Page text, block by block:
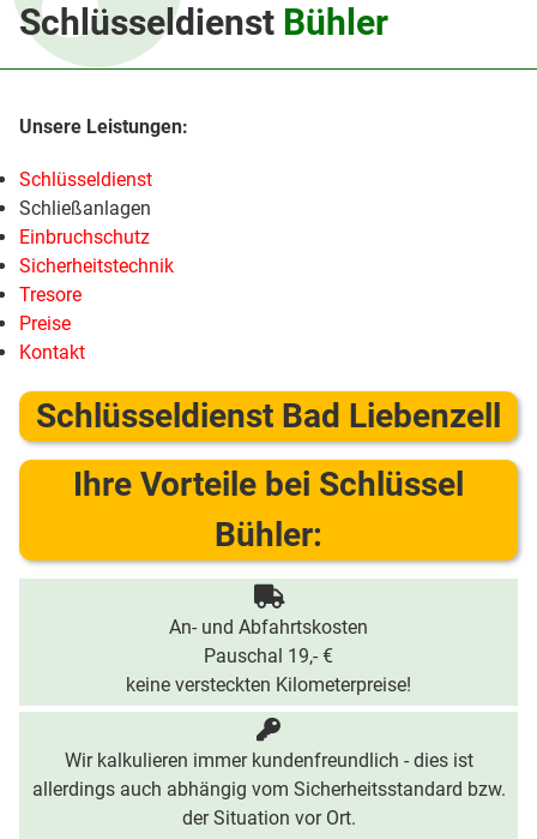
Schlüsseldienst Bühler
Schlüsseldienst
Schließanlagen
Einbruchschutz
Sicherheitstechnik
Tresore
Preise
Kontakt
Schlüsseldienst Bad Liebenzell
Ihre Vorteile bei Schlüssel
Bühler:
An- und Abfahrtskosten
Pauschal 19,- €
keine versteckten Kilometerpreise!
Wir kalkulieren immer kundenfreundlich - dies ist
allerdings auch abhängig vom Sicherheitsstandard bzw.
der Situation vor Ort.